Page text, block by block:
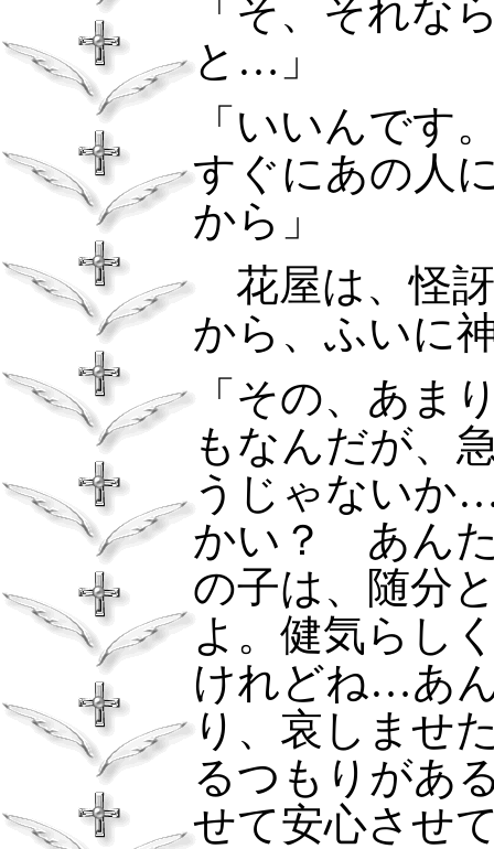
「そ、それな
と…」
「いいんです
すぐにあの人
から」
花屋は、怪
から、ふいに
「その、あま
もなんだが、
うじゃないか
かい？ あん
の子は、随分
よ。健気らし
けれどね…あ
り、哀しませ
るつもりがあ
せて安心させ